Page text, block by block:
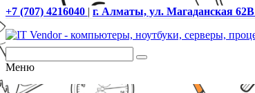
+7 (707) 4216040 | г. Алматы, ул. Магаданская 62В
Меню